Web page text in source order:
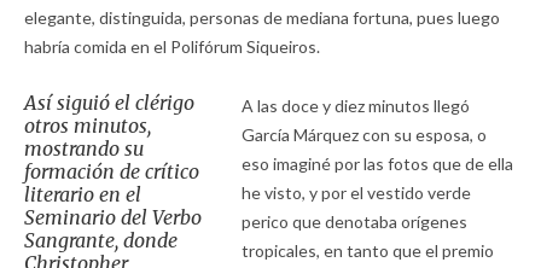
elegante, distinguida, personas de mediana fortuna, pues luego
habría comida en el Polifórum Siqueiros.
Así siguió el clérigo
otros minutos,
mostrando su
formación de crítico
literario en el
Seminario del Verbo
Sangrante, donde
Christopher
A las doce y diez minutos llegó
García Márquez con su esposa, o
eso imaginé por las fotos que de ella
he visto, y por el vestido verde
perico que denotaba orígenes
tropicales, en tanto que el premio